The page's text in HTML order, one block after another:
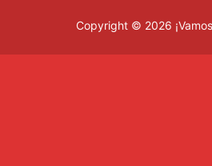
Copyright © 2026